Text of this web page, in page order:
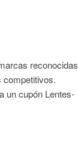
reconocidas
competitivos.
un cupón Lentes-